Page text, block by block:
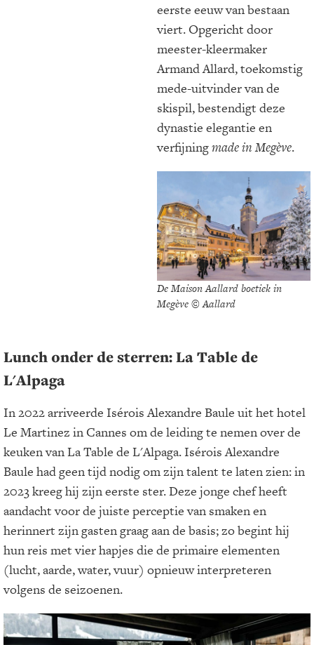
eerste eeuw van bestaan
viert. Opgericht door
meester-kleermaker
Armand Allard, toekomstig
mede-uitvinder van de
skispil, bestendigt deze
dynastie elegantie en
verfijningmade in Megève.
De Maison Aallard boetiek in
Megève © Aallard
Lunch onder de sterren: La Table de
L'Alpaga
In 2022 arriveerde Isérois Alexandre Baule uit het hotel
Le Martinez in Cannes om de leiding te nemen over de
keuken van La Table de L'Alpaga. Isérois Alexandre
Baule had geen tijd nodig om zijn talent te laten zien: in
2023 kreeg hij zijn eerste ster. Deze jonge chef heeft
aandacht voor de juiste perceptie van smaken en
herinnert zijn gasten graag aan de basis; zo begint hij
hun reis met vier hapjes die de primaire elementen
(lucht, aarde, water, vuur) opnieuw interpreteren
volgens de seizoenen.